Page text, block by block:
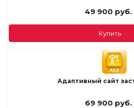
49 900 руб.
Купить
Адаптивный сайт
69 900 руб.